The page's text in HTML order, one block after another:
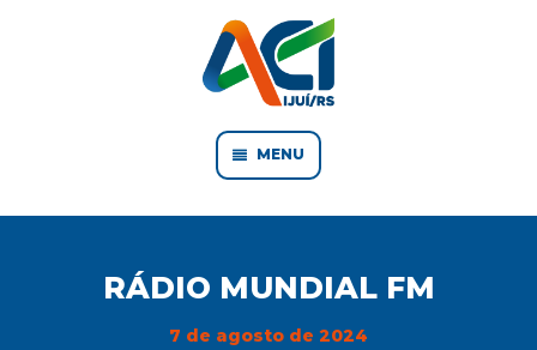
MENU
RÁDIO MUNDIAL FM
7 de agosto de 2024